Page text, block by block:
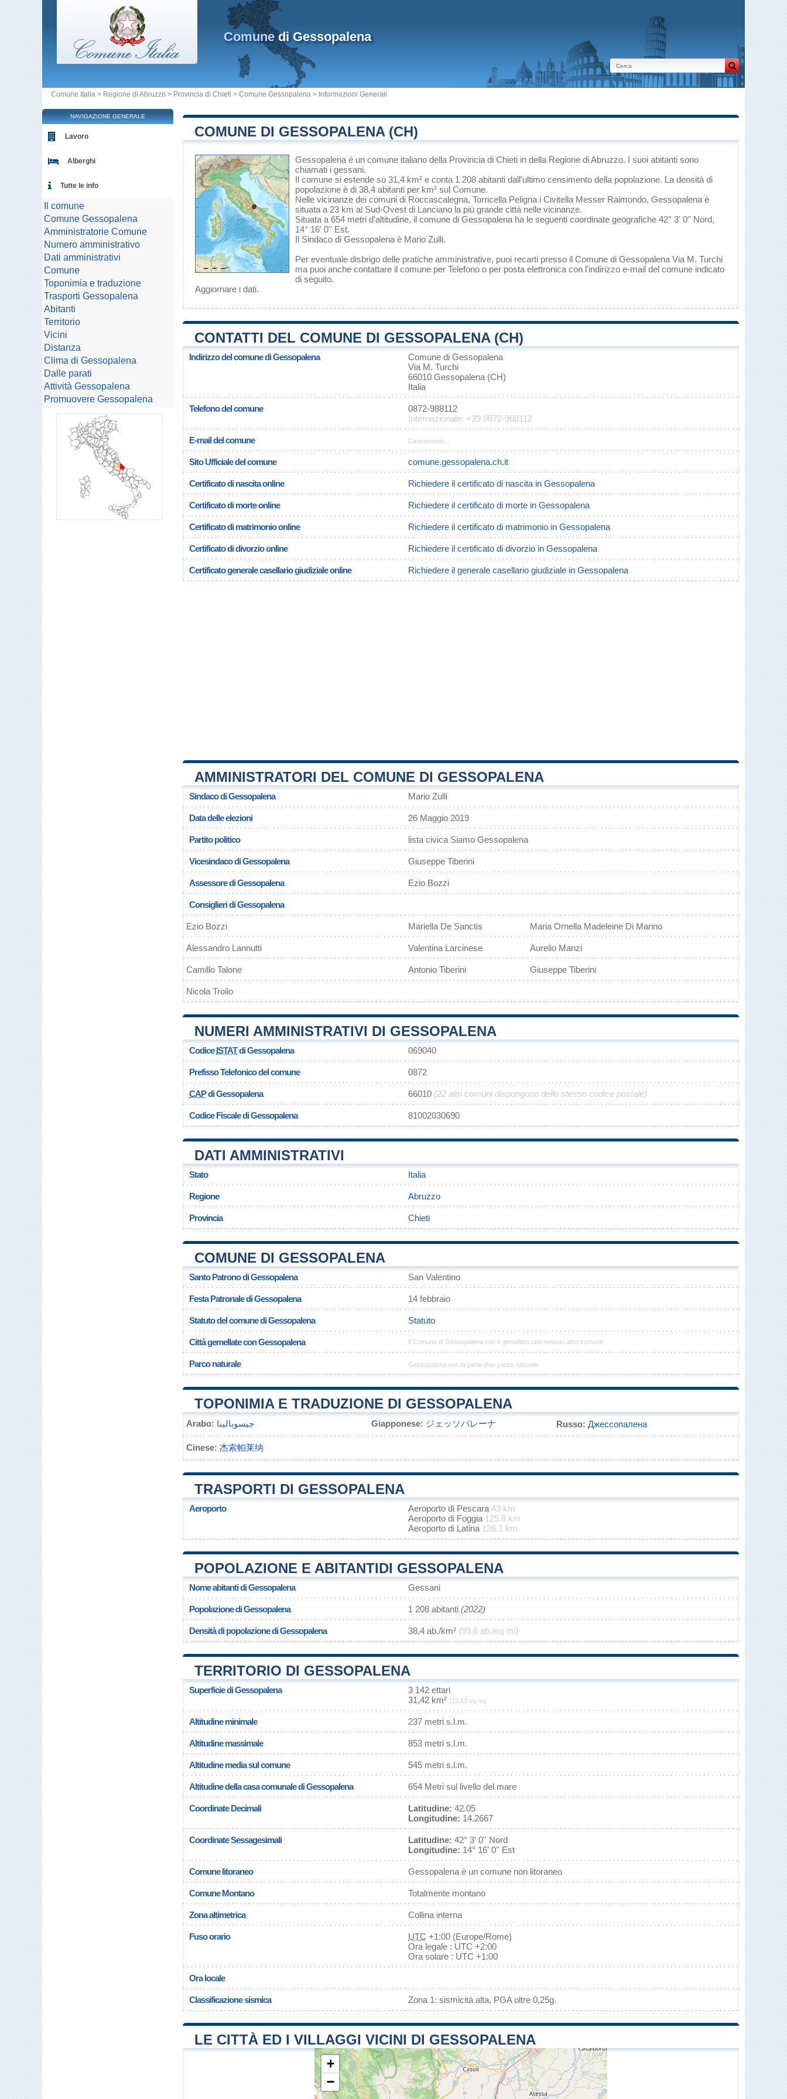
Comunedi Gessopalena
Comune Italia > Regione di Abruzzo > Provincia di Chieti > Comune Gessopalena > Informazioni Generali
COMUNE DI GESSOPALENA (CH)
Gessopalena è un comune italiano della Provincia di Chieti in della Regione di Abruzzo. I suoi abitanti sono
chiamati i gessani.
Il comune si estende su 31,4 km² e conta 1 208 abitanti dall'ultimo censimento della popolazione. La densità di
popolazione è di 38,4 abitanti per km² sul Comune.
Nelle vicinanze dei comuni di Roccascalegna, Torricella Peligna i Civitella Messer Raimondo, Gessopalena è
situata a 23 km al Sud-Ovest di Lanciano la più grande città nelle vicinanze.
Situata a 654 metri d'altitudine, il comune di Gessopalena ha le seguenti coordinate geografiche 42° 3' 0'' Nord,
14° 16' 0'' Est.
Il Sindaco di Gessopalena è Mario Zulli.
Per eventuale disbrigo delle pratiche amministrative, puoi recarti presso il Comune di Gessopalena Via M. Turchi
ma puoi anche contattare il comune per Telefono o per posta elettronica con l'indirizzo e-mail del comune indicato
di seguito.
Aggiornare i dati.
CONTATTI DEL COMUNE DI GESSOPALENA (CH)
Indirizzo del comune di Gessopalena
Comune di Gessopalena
Via M. Turchi
66010 Gessopalena (CH)
Italia
Telefono del comune
0872-988112
Internazionale: +39 0872-988112
E-mail del comune Caricamento...
Sito Ufficiale del comune comune.gessopalena.ch.it
Certificato di nascita online Richiedere il certificato di nascita in Gessopalena
Certificato di morte online Richiedere il certificato di morte in Gessopalena
Certificato di matrimonio online Richiedere il certificato di matrimonio in Gessopalena
Certificato di divorzio online Richiedere il certificato di divorzio in Gessopalena
Certificato generale casellario giudiziale online Richiedere il generale casellario giudiziale in Gessopalena
AMMINISTRATORI DEL COMUNE DI GESSOPALENA
Sindaco di Gessopalena Mario Zulli
Data delle elezioni 26 Maggio 2019
Partito politico lista civica Siamo Gessopalena
Vicesindaco di Gessopalena Giuseppe Tiberini
Assessore di Gessopalena Ezio Bozzi
Consiglieri di Gessopalena
Ezio Bozzi Mariella De Sanctis Maria Ornella Madeleine Di Marino
Alessandro Lannutti Valentina Larcinese Aurelio Manzi
Camillo Talone Antonio Tiberini Giuseppe Tiberini
Nicola Troilo
NUMERI AMMINISTRATIVI DI GESSOPALENA
CodiceISTATdi Gessopalena 069040
Prefisso Telefonico del comune 0872
CAPdi Gessopalena 66010 (22 altri comuni dispongono dello stesso codice postale)
Codice Fiscale di Gessopalena 81002030690
DATI AMMINISTRATIVI
Stato Italia
Regione Abruzzo
Provincia Chieti
COMUNE DI GESSOPALENA
Santo Patrono di Gessopalena San Valentino
Festa Patronale di Gessopalena 14 febbraio
Statuto del comune di Gessopalena Statuto
Città gemellate con Gessopalena Il Comune di Gessopalena non è gemellato con nessun altro comune.
Parco naturale Gessopalena non fa parte d'un parco naturale
TOPONIMIA E TRADUZIONE DI GESSOPALENA
Arabo: جيسوبالينا Giapponese: ジェッソパレーナ Russo: Джессопалена
Cinese: 杰索帕莱纳
TRASPORTI DI GESSOPALENA
Aeroporto Aeroporto di Pescara 43 km
Aeroporto di Foggia 125.8 km
Aeroporto di Latina 126.1 km
POPOLAZIONE E ABITANTIDI GESSOPALENA
Nome abitanti di Gessopalena Gessani
Popolazione di Gessopalena 1 208 abitanti (2022)
Densità di popolazione di Gessopalena 38,4 ab./km² (99,6 ab./sq mi)
TERRITORIO DI GESSOPALENA
Superficie di Gessopalena
3 142 ettari
31,42 km² (12,13 sq mi)
Altitudine minimale 237 metri s.l.m.
Altitudine massimale 853 metri s.l.m.
Altitudine media sul comune 545 metri s.l.m.
Altitudine della casa comunale di Gessopalena 654 Metri sul livello del mare
Coordinate Decimali Latitudine: 42.05
Longitudine: 14.2667
Coordinate Sessagesimali Latitudine: 42° 3' 0'' Nord
Longitudine: 14° 16' 0'' Est
Comune litoraneo Gessopalena è un comune non litoraneo
Comune Montano Totalmente montano
Zona altimetrica Collina interna
Fuso orario UTC +1:00 (Europe/Rome)
Ora legale : UTC +2:00
Ora solare : UTC +1:00
Ora locale
Classificazione sismica Zona 1: sismicità alta, PGA oltre 0,25g.
LE CITTÀ ED I VILLAGGI VICINI DI GESSOPALENA
+
−
NAVIGAZIONE GENERALE
Lavoro
Alberghi
Tutte le info
Il comune
Comune Gessopalena
Amministratorie Comune
Numero amministrativo
Dati amministrativi
Comune
Toponimia e traduzione
Trasporti Gessopalena
Abitanti
Territorio
Vicini
Distanza
Clima di Gessopalena
Dalle parati
Attività Gessopalena
Promuovere Gessopalena